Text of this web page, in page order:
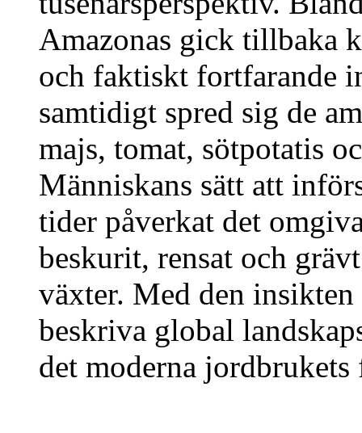
Amazonas gick tillbaka
och faktiskt fortfarande
samtidigt spred sig de
majs, tomat, sötpotatis
Människans sätt att
tider påverkat det
beskurit, rensat och
växter. Med den
beskriva global
det moderna